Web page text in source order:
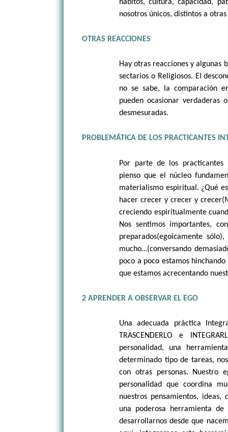
hábitos, cultura, capacidad,
nosotros únicos, distintos a
OTRAS REACCIONES
Hay otras reacciones y algunas
sectarios o Religiosos. El
no se sabe, la comparación
pueden ocasionar verdaderas
desmesuradas.
PROBLEMÁTICA DE LOS PRACTICANTES
Por parte de los
pienso que el núcleo
materialismo espiritual. ¿Qué
hacer crecer y crecer y
creciendo espiritualmente
Nos sentimos importantes,
preparados(egoicamente
mucho…(conversando
poco a poco estamos
que estamos acrecentando
2 APRENDER A OBSERVAR EL EGO
Una adecuada práctica
TRASCENDERLO e
personalidad, una
determinado tipo de tareas,
con otras personas. Nuestro
personalidad que coordina
nuestros pensamientos, ideas,
una poderosa herramienta
desarrollarnos desde que